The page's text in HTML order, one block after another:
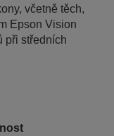
včetně těch,
Epson Vision
při středních